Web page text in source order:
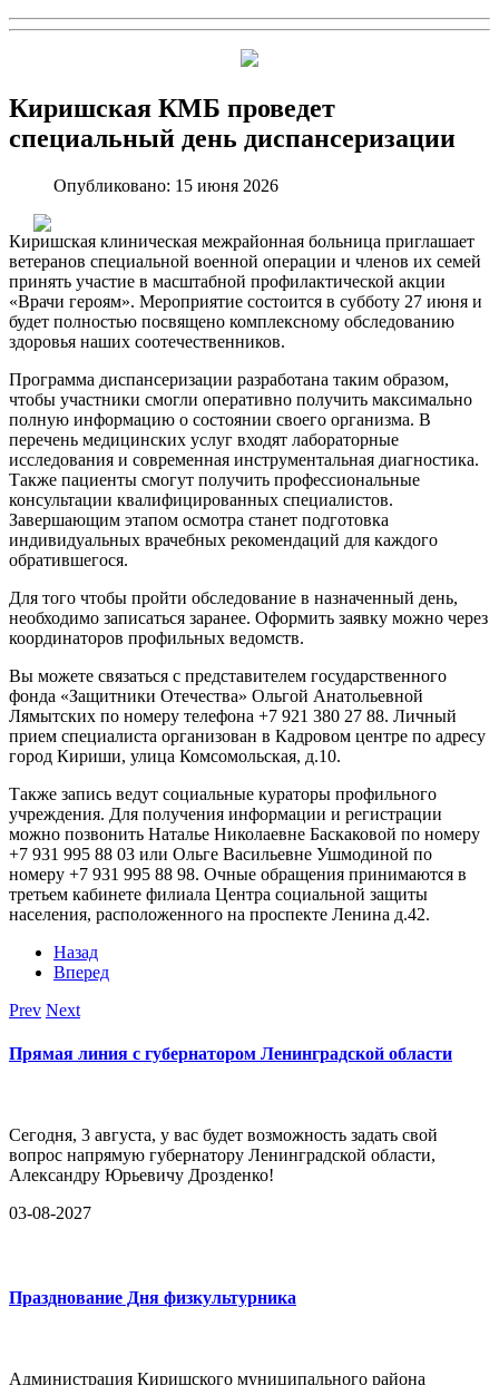
Киришская КМБ проведет
специальный день диспансеризации
Опубликовано: 15 июня 2026
Киришская клиническая межрайонная больница приглашает
ветеранов специальной военной операции и членов их семей
принять участие в масштабной профилактической акции
«Врачи героям». Мероприятие состоится в субботу 27 июня и
будет полностью посвящено комплексному обследованию
здоровья наших соотечественников.
Программа диспансеризации разработана таким образом,
чтобы участники смогли оперативно получить максимально
полную информацию о состоянии своего организма. В
перечень медицинских услуг входят лабораторные
исследования и современная инструментальная диагностика.
Также пациенты смогут получить профессиональные
консультации квалифицированных специалистов.
Завершающим этапом осмотра станет подготовка
индивидуальных врачебных рекомендаций для каждого
обратившегося.
Для того чтобы пройти обследование в назначенный день,
необходимо записаться заранее. Оформить заявку можно через
координаторов профильных ведомств.
Вы можете связаться с представителем государственного
фонда «Защитники Отечества» Ольгой Анатольевной
Лямытских по номеру телефона +7 921 380 27 88. Личный
прием специалиста организован в Кадровом центре по адресу
город Кириши, улица Комсомольская, д.10.
Также запись ведут социальные кураторы профильного
учреждения. Для получения информации и регистрации
можно позвонить Наталье Николаевне Баскаковой по номеру
+7 931 995 88 03 или Ольге Васильевне Ушмодиной по
номеру +7 931 995 88 98. Очные обращения принимаются в
третьем кабинете филиала Центра социальной защиты
населения, расположенного на проспекте Ленина д.42.
Назад
Вперед
Prev Next
Прямая линия с губернатором Ленинградской области
Сегодня, 3 августа, у вас будет возможность задать свой
вопрос напрямую губернатору Ленинградской области,
Александру Юрьевичу Дрозденко!
03-08-2027
Празднование Дня физкультурника
Администрация Киришского муниципального района